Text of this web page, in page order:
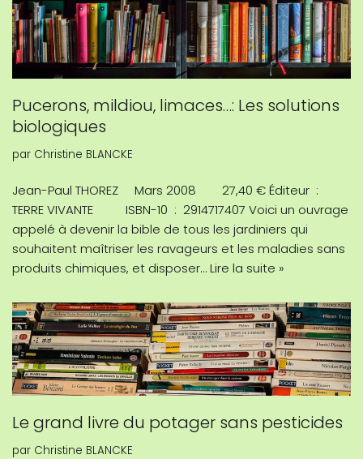
Pucerons, mildiou, limaces…: Les solutions
biologiques
par Christine BLANCKE
Jean-Paul THOREZ Mars 2008 27,40 € Éditeur ‏ : ‎
TERRE VIVANTE ISBN-10 ‏ : ‎ 2914717407 Voici un ouvrage
appelé à devenir la bible de tous les jardiniers qui
souhaitent maîtriser les ravageurs et les maladies sans
produits chimiques, et disposer…Lire la suite »
Le grand livre du potager sans pesticides
par Christine BLANCKE